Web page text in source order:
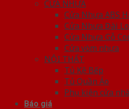
CỬA NHỰA
Cửa Nhựa ABS
Cửa Nhựa Đài
Cửa Nhựa Gỗ
Cửa vòm nhựa
NỘI THẤT
Tủ Kệ Bếp
Tủ Quần Áo
Phụ kiện cửa
Báo giá